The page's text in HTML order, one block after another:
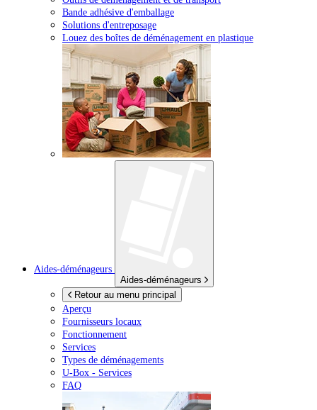
Bande adhésive d'emballage
Solutions d'entreposage
Louez des boîtes de déménagement en plastique
Aides-déménageurs
Aides-déménageurs
Retour au menu principal
Aperçu
Fournisseurs locaux
Fonctionnement
Services
Types de déménagements
U-Box - Services
FAQ